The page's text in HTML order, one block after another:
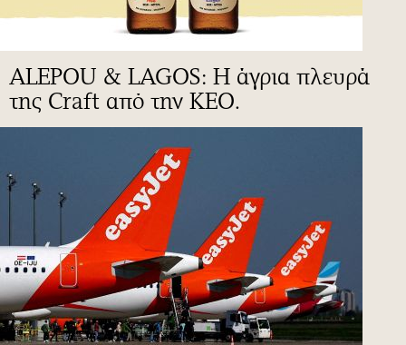
ALEPOU & LAGOS: Η άγρια πλευρά
της Craft από την ΚΕΟ.